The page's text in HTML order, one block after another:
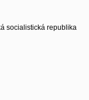
socialistická republika